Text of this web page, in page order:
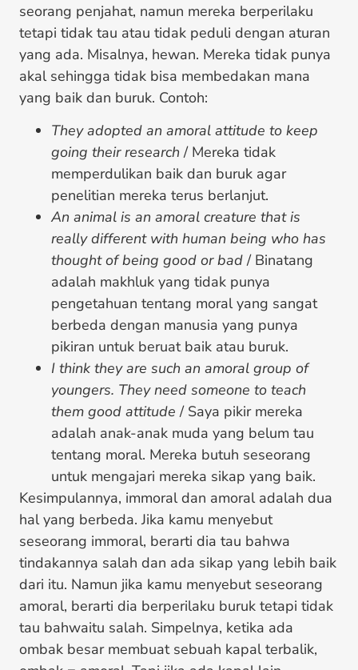
seorang penjahat, namun mereka berperilaku
tetapi tidak tau atau tidak peduli dengan aturan
yang ada. Misalnya, hewan. Mereka tidak punya
akal sehingga tidak bisa membedakan mana
yang baik dan buruk. Contoh:
They adopted an amoral attitude to keep
going their research / Mereka tidak
memperdulikan baik dan buruk agar
penelitian mereka terus berlanjut.
An animal is an amoral creature that is
really different with human being who has
thought of being good or bad/ Binatang
adalah makhluk yang tidak punya
pengetahuan tentang moral yang sangat
berbeda dengan manusia yang punya
pikiran untuk beruat baik atau buruk.
I think they are such an amoral group of
youngers. They need someone to teach
them good attitude / Saya pikir mereka
adalah anak-anak muda yang belum tau
tentang moral. Mereka butuh seseorang
untuk mengajari mereka sikap yang baik.
Kesimpulannya, immoral dan amoral adalah dua
hal yang berbeda. Jika kamu menyebut
seseorang immoral, berarti dia tau bahwa
tindakannya salah dan ada sikap yang lebih baik
dari itu. Namun jika kamu menyebut seseorang
amoral, berarti dia berperilaku buruk tetapi tidak
tau bahwaitu salah. Simpelnya, ketika ada
ombak besar membuat sebuah kapal terbalik,